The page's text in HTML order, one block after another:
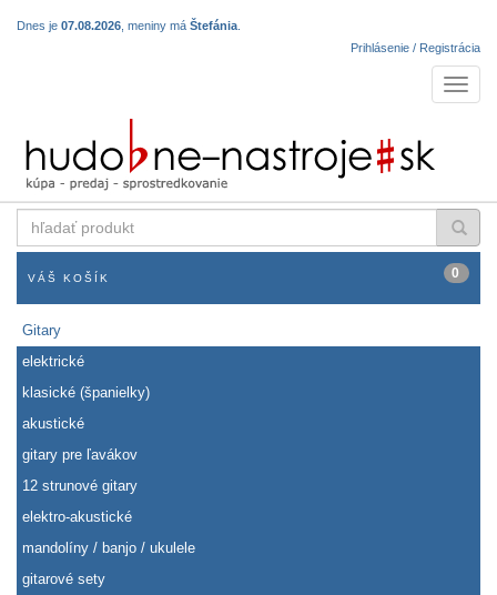
Dnes je 07.08.2026 , meniny má Štefánia
Prihlásenie / Registrácia
produkt
VÁŠ KOŠÍK 0
Gitary
elektrické
klasické (španielky)
akustické
gitary pre ľavákov
12 strunové gitary
elektro-akustické
mandolíny / banjo / ukulele
gitarové sety